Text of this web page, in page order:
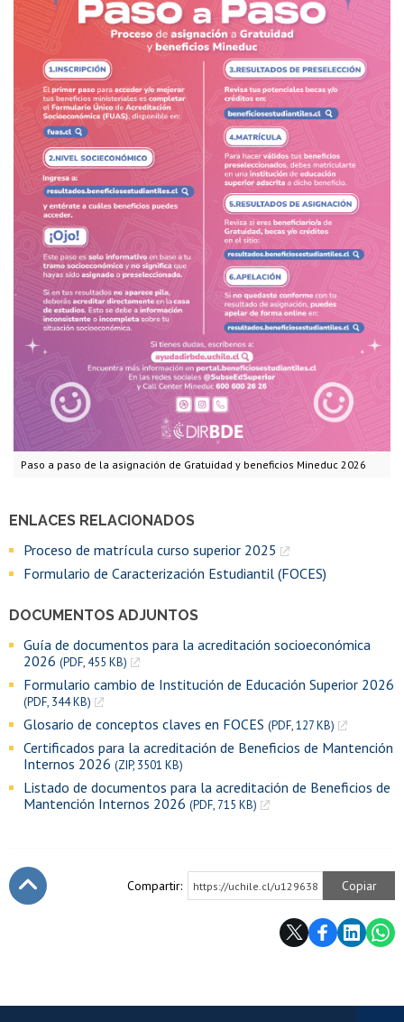
Paso a paso de la asignación de Gratuidad y beneficios Mineduc 2026
ENLACES RELACIONADOS
Proceso de matrícula curso superior 2025
Formulario de Caracterización Estudiantil (FOCES)
DOCUMENTOS ADJUNTOS
Guía de documentos para la acreditación socioeconómica
2026 (PDF, 455 KB)
Formulario cambio de Institución de Educación Superior 2026
(PDF, 344 KB)
Glosario de conceptos claves en FOCES (PDF, 127 KB)
Certificados para la acreditación de Beneficios de Mantención
Internos 2026 (ZIP, 3501 KB)
Listado de documentos para la acreditación de Beneficios de
Mantención Internos 2026 (PDF, 715 KB)
Compartir: https://uchile.cl/u129638 Copiar